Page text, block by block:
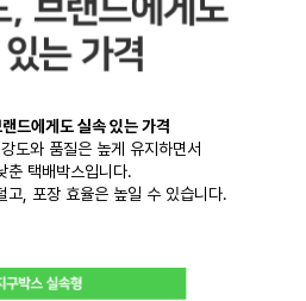
드에게도 실속 있는 가격
도와 품질은 높게 유지하면서
춘 택배박스입니다.
고, 포장 효율은 높일 수 있습니다.